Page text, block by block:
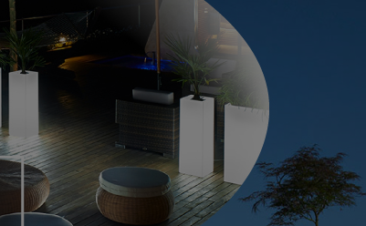
Nowości Donice podświetlane Donice ogrodowe